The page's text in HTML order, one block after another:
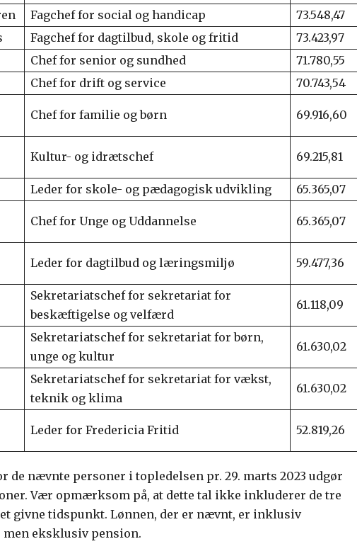
Fagchef for social og handicap
73.548,47
Fagchef for dagtilbud, skole og fritid
73.423,97
Chef for senior og sundhed
71.780,55
Chef for drift og service
70.743,54
Chef for familie og børn 69.916,60
Kultur- og idrætschef 69.215,81
Leder for skole- og pædagogisk udvikling
65.365,07
Chef for Unge og Uddannelse 65.365,07
Leder for dagtilbud og læringsmiljø 59.477,36
Sekretariatschef for sekretariat for
beskæftigelse og velfærd
61.118,09
Sekretariatschef for sekretariat for børn,
unge og kultur
61.630,02
Sekretariatschef for sekretariat for vækst,
teknik og klima
61.630,02
Leder for Fredericia Fritid 52.819,26
de nævnte personer i topledelsen pr. 29. marts 2023 udgør
Vær opmærksom på, at dette tal ikke inkluderer de tre
givne tidspunkt. Lønnen, der er nævnt, er inklusiv
eksklusiv pension.